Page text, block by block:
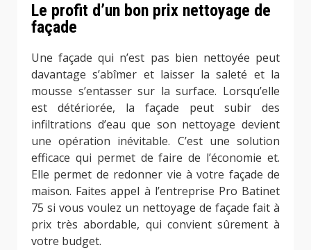
Le profit d’un bon prix nettoyage de
façade
Une façade qui n’est pas bien nettoyée peut
davantage s’abîmer et laisser la saleté et la
mousse s’entasser sur la surface. Lorsqu’elle
est détériorée, la façade peut subir des
infiltrations d’eau que son nettoyage devient
une opération inévitable. C’est une solution
efficace qui permet de faire de l’économie et.
Elle permet de redonner vie à votre façade de
maison. Faites appel à l’entreprise Pro Batinet
75 si vous voulez un nettoyage de façade fait à
prix très abordable, qui convient sûrement à
votre budget.